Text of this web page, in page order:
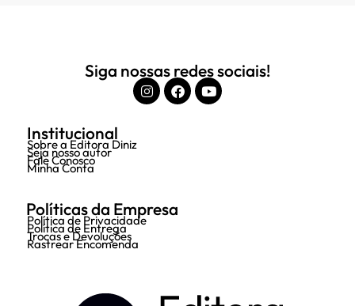
Siga nossas redes sociais!
Institucional
Sobre a Editora Diniz
Seja nosso autor
Fale Conosco
Minha Conta
Políticas da Empresa
Política de Privacidade
Política de Entrega
Trocas e Devoluções
Rastrear Encomenda